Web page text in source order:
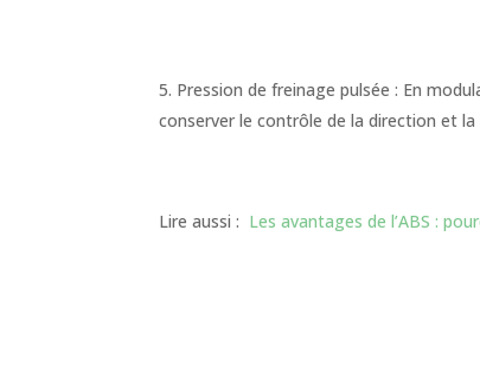
Pression de freinage pulsée : En
conserver le contrôle de la direction et
Lire aussi : Les avantages de l’ABS :